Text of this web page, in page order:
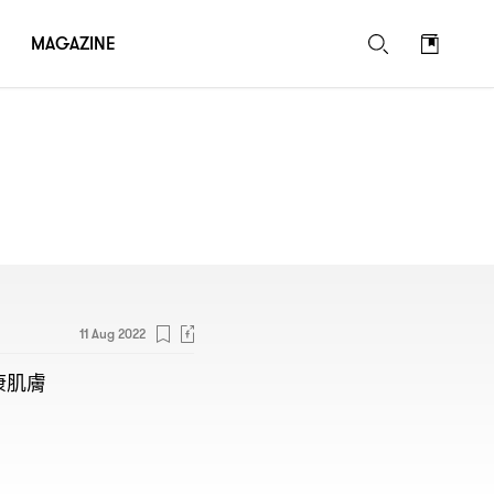
11 Aug 2022
膚
MAGAZINE